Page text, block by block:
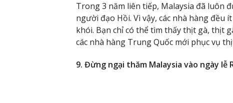
Trong 3 năm liên tiếp, Malaysia đã luôn
người đạo Hồi. Vì vậy, các nhà hàng đều
khói. Bạn chỉ có thể tìm thấy thịt gà, thịt
các nhà hàng Trung Quốc mới phục vụ
9. Đừng ngại thăm Malaysia vào ngày lễ